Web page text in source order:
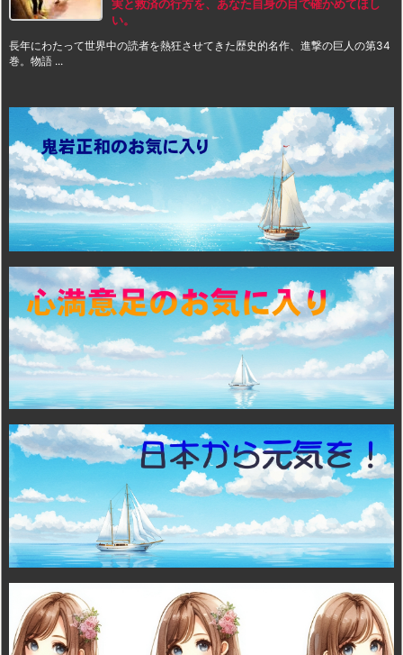
実と救済の行方を、あなた自身の目で確かめてほし
い。
長年にわたって世界中の読者を熱狂させてきた歴史的名作、進撃の巨人の第34
巻。物語 ...